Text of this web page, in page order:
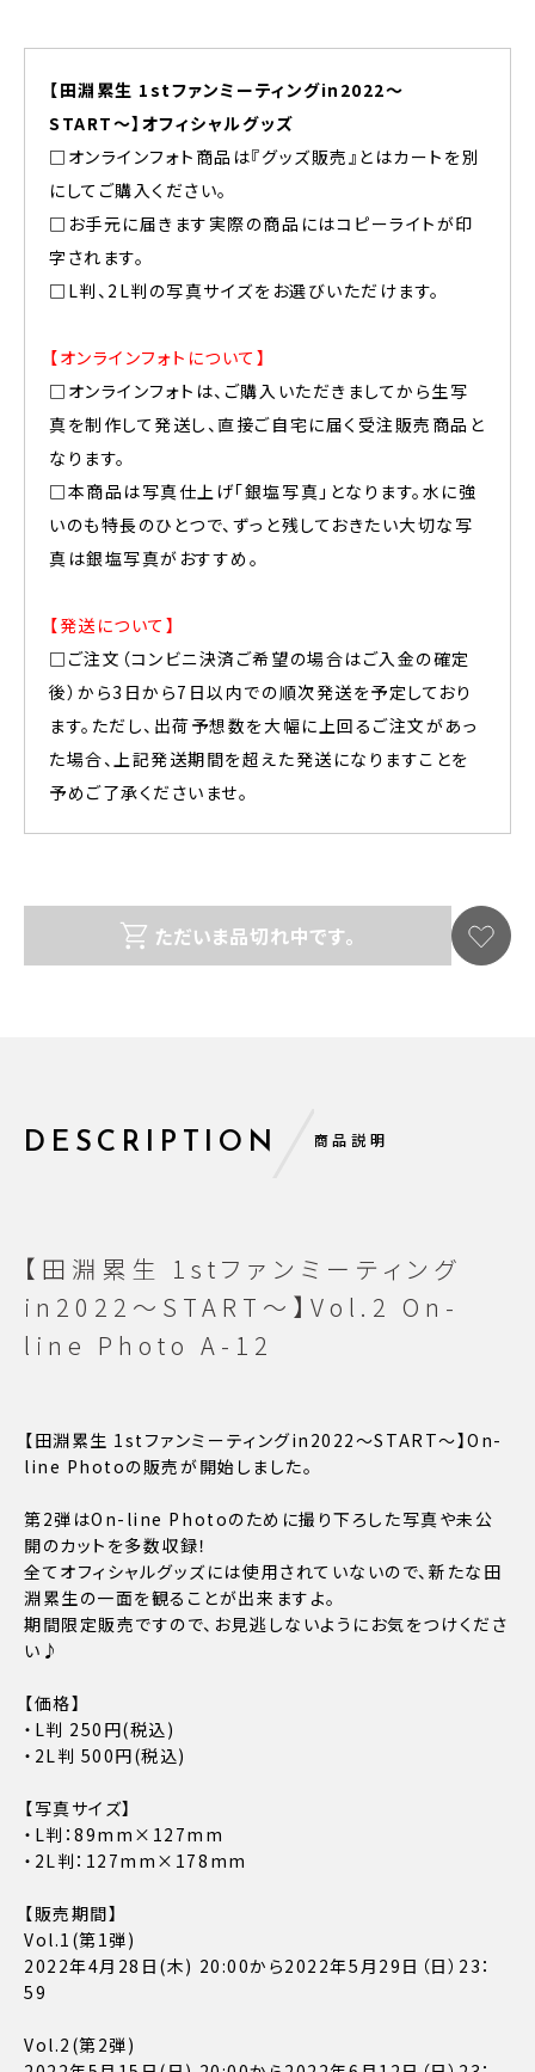
【田淵累生 1stファンミーティングin2022〜
START〜】オフィシャルグッズ
□オンラインフォト商品は『グッズ販売』とはカートを別
にしてご購入ください。
□お手元に届きます実際の商品にはコピーライトが印
字されます。
□L判、2L判の写真サイズをお選びいただけます。
【オンラインフォトについて】
□オンラインフォトは、ご購入いただきましてから生写
真を制作して発送し、直接ご自宅に届く受注販売商品と
なります。
□本商品は写真仕上げ「銀塩写真」となります。水に強
いのも特長のひとつで、ずっと残しておきたい大切な写
真は銀塩写真がおすすめ。
【発送について】
□ご注文（コンビニ決済ご希望の場合はご入金の確定
後）から3日から7日以内での順次発送を予定しており
ます。ただし、出荷予想数を大幅に上回るご注文があっ
た場合、上記発送期間を超えた発送になりますことを
予めご了承くださいませ。
ただいま品切れ中です。
DESCRIPTION 商品説明
【田淵累生 1stファンミーティング
in2022〜START〜】Vol.2 On-
line Photo A-12
【田淵累生 1stファンミーティングin2022〜START〜】On-
line Photoの販売が開始しました。
第2弾はOn-line Photoのために撮り下ろした写真や未公
開のカットを多数収録！
全てオフィシャルグッズには使用されていないので、新たな田
淵累生の一面を観ることが出来ますよ。
期間限定販売ですので、お見逃しないようにお気をつけくださ
い♪
【価格】
・L判 250円(税込)
・2L判 500円(税込)
【写真サイズ】
・L判：89mm×127mm
・2L判：127mm×178mm
【販売期間】
Vol.1(第1弾)
2022年4月28日(木) 20:00から2022年5月29日（日）23：
59
Vol.2(第2弾)